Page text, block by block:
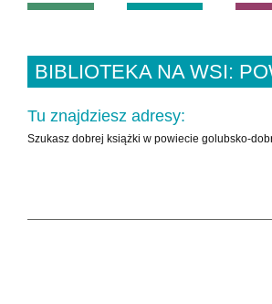
BIBLIOTEKA NA WSI:
Tu znajdziesz adresy:
Szukasz dobrej książki w powiecie golubsko-